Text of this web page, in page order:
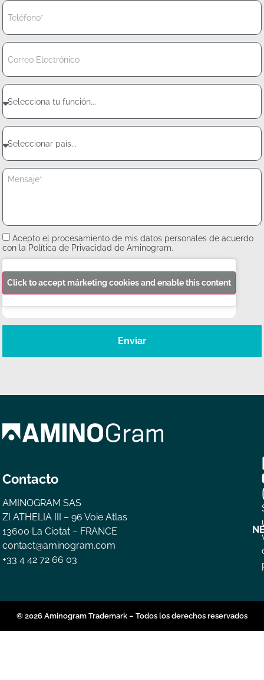
Acepto el procesamiento de mis datos personales de acuerdo
con la Política de Privacidad de Aminogram.
Click to accept márketing cookies and enable this content
Enviar
Contacto
AMINOGRAM SAS
ZI ATHELIA III – 96 Voie Atlas
13600 La Ciotat – FRANCE
contact@aminogram.com
+33 4 42 72 66 03
© 2026 Aminogram Trademark – Todos los derechos reservados